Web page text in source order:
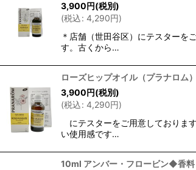
3,900円(税別)
(税込: 4,290円)
＊店舗（世田谷区）にテスターを
す。古くから…
ローズヒップオイル（プラナロ
3,900円(税別)
(税込: 4,290円)
にテスターをご用意しておりま
い使用感です…
10ml アンバー・フロービン◆香料